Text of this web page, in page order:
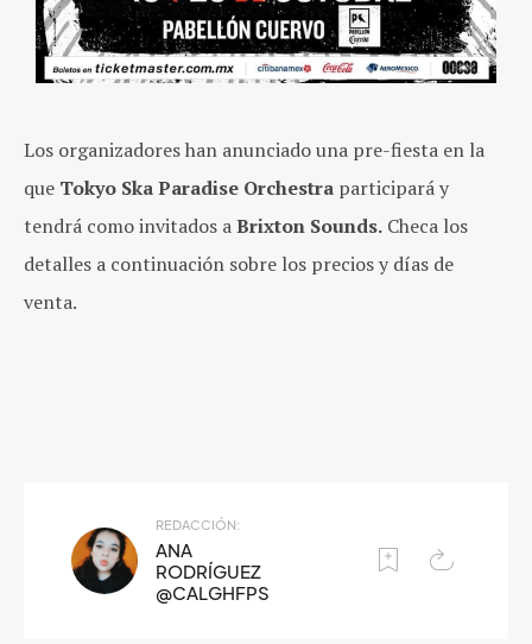
Los organizadores han anunciado una pre-fiesta en la
que Tokyo Ska Paradise Orchestra participará y
tendrá como invitados aBrixton Sounds. Checa los
detalles a continuación sobre los precios y días de
venta.
REDACCIÓN:
ANA
RODRÍGUEZ
@CALGHFPS